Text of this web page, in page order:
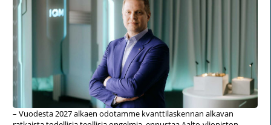
– Vuodesta 2027 alkaen odotamme kvanttilaskennan alkavan